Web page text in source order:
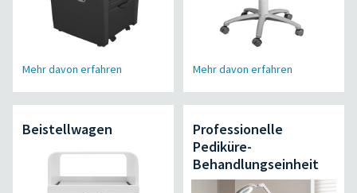
Mehr davon erfahren Mehr davon erfahren
Beistellwagen
Professionelle
Pediküre-
Behandlungseinheit